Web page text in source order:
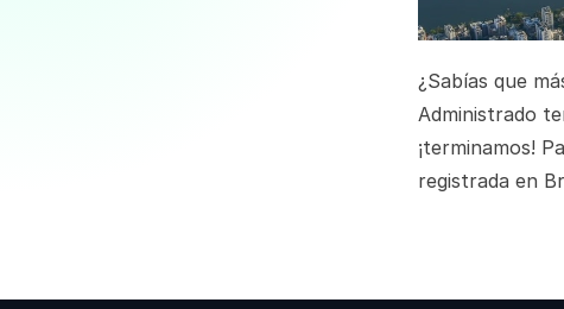
¿Sabías que
Administrado
¡terminamos!
registrada en